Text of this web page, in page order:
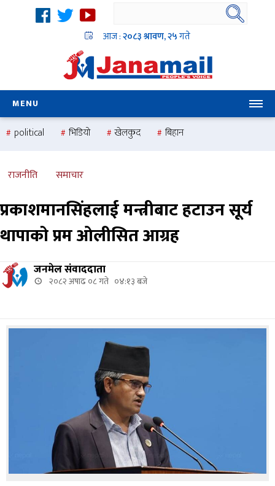
आज :२०८३ श्रावण, २५गते
MENU
political भिडियो खेलकुद
बिहान
national
health
राजनीति समाचार
प्रकाशमानसिंहलाई मन्त्रीबाट हटाउन सूर्य
थापाको प्रम ओलीसित आग्रह
जनमेल संवाददाता
२०८२ अषाढ ०८ गते ०४:१३ बजे